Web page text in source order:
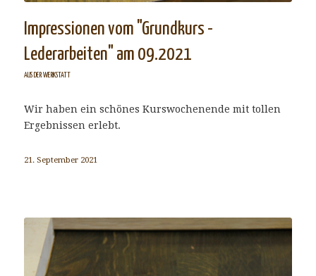
Impressionen vom "Grundkurs -
Lederarbeiten" am 09.2021
AUS DER WERKSTATT
Wir haben ein schönes Kurswochenende mit tollen
Ergebnissen erlebt.
21. September 2021